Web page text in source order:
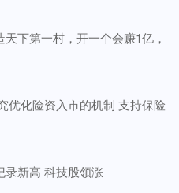
下第一村，开一个会赚1亿，
优化险资入市的机制 支持保险
录新高 科技股领涨